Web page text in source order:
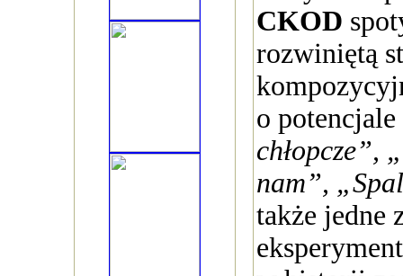
CKOD
rozwiniętą
o
chłopcze”,
nam”,
także jedne